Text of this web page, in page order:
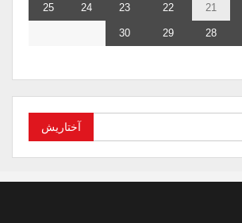
21
22
23
24
25
28
29
30